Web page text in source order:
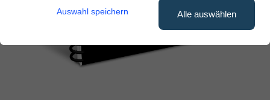
Auswahl speichern Alle auswählen